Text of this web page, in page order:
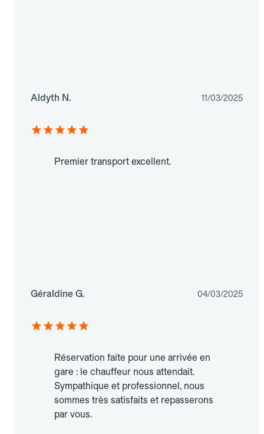
Aldyth N. 11/03/2025
Premier transport excellent.
Géraldine G. 04/03/2025
Réservation faite pour une arrivée en
gare : le chauffeur nous attendait.
Sympathique et professionnel, nous
sommes très satisfaits et repasserons
par vous.